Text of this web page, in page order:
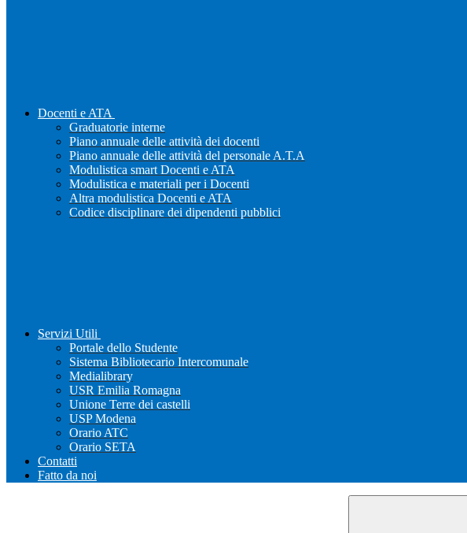
Docenti e ATA
Graduatorie interne
Piano annuale delle attività dei docenti
Piano annuale delle attività del personale A.T.A
Modulistica smart Docenti e ATA
Modulistica e materiali per i Docenti
Altra modulistica Docenti e ATA
Codice disciplinare dei dipendenti pubblici
Servizi Utili
Portale dello Studente
Sistema Bibliotecario Intercomunale
Medialibrary
USR Emilia Romagna
Unione Terre dei castelli
USP Modena
Orario ATC
Orario SETA
Contatti
Fatto da noi